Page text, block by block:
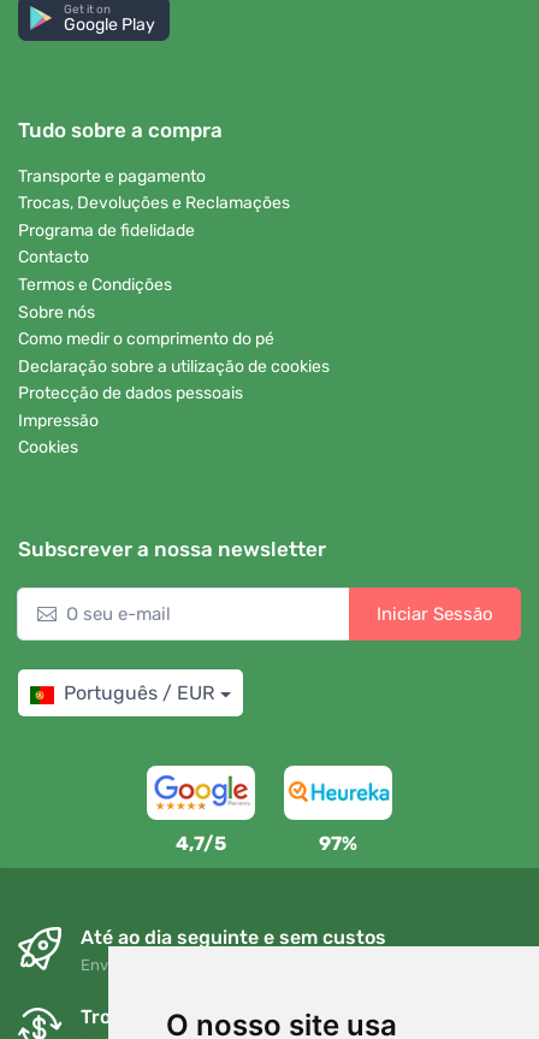
O nosso site usa
Get it on
Google Play
Tudo sobre a compra
Transporte e pagamento
Trocas, Devoluções e Reclamações
Programa de fidelidade
Contacto
Termos e Condições
Sobre nós
Como medir o comprimento do pé
Declaração sobre a utilização de cookies
Protecção de dados pessoais
Impressão
Cookies
Subscrever a nossa newsletter
Iniciar Sessão
Português / EUR
4,7/5 97%
Até ao dia seguinte e sem custos
Envio gratuito para encomendas superiores a 80 EUR
Trocas e devoluções gratuitas